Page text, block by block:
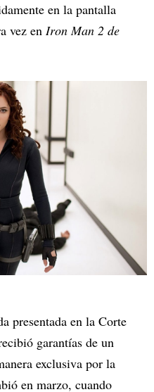
en la pantalla
vez en Iron Man 2 de
presentada en la Corte
garantías de un
exclusiva por la
en marzo, cuando